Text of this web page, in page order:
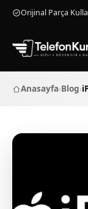
Orijinal Parça
Anasayfa›Blog›